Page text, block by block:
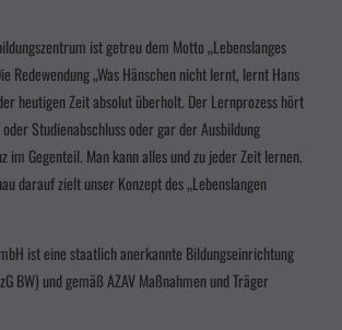
ist getreu dem Motto „Lebenslanges
Redewendung „Was Hänschen nicht lernt, lernt Hans
heutigen Zeit absolut überholt. Der Lernprozess hört
Studienabschluss oder gar der Ausbildung
im Gegenteil. Man kann alles und zu jeder Zeit lernen.
darauf zielt unser Konzept des „Lebenslangen
ist eine staatlich anerkannte Bildungseinrichtung
BW) und gemäß AZAV Maßnahmen und Träger
Alle akzeptieren Speichern
Zurück
grundlegende Funktionen und sind für die einwandfreie
Cookie-Informationen anzeigen